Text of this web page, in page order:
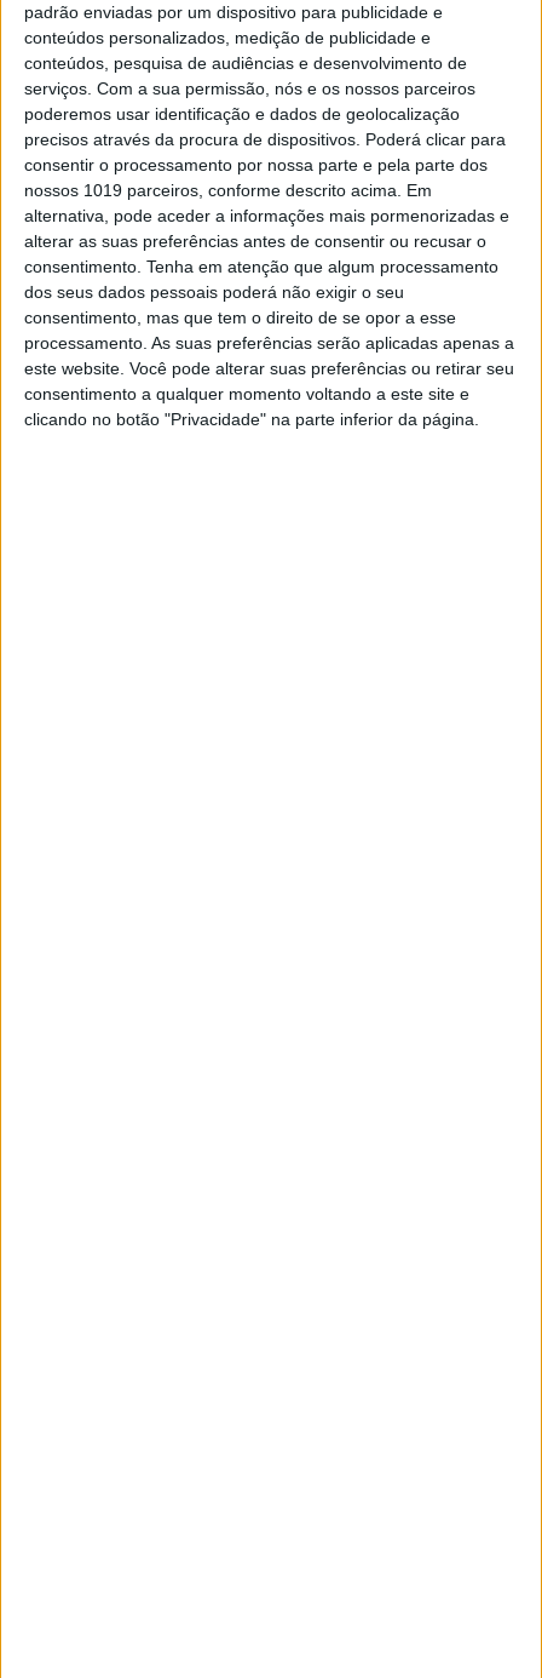
padrão enviadas por um dispositivo para publicidade e
conteúdos personalizados, medição de publicidade e
conteúdos, pesquisa de audiências e desenvolvimento de
serviços. Com a sua permissão, nós e os nossos parceiros
poderemos usar identificação e dados de geolocalização
precisos através da procura de dispositivos. Poderá clicar para
consentir o processamento por nossa parte e pela parte dos
nossos 1019 parceiros, conforme descrito acima. Em
alternativa, pode aceder a informações mais pormenorizadas e
alterar as suas preferências antes de consentir ou recusar o
consentimento. Tenha em atenção que algum processamento
dos seus dados pessoais poderá não exigir o seu
consentimento, mas que tem o direito de se opor a esse
processamento. As suas preferências serão aplicadas apenas a
este website. Você pode alterar suas preferências ou retirar seu
consentimento a qualquer momento voltando a este site e
clicando no botão "Privacidade" na parte inferior da página.
VISÃO VERDE
Investigadores da Universidade Nova
criam processo para reciclar gases com
enorme impacto no aquecimento global